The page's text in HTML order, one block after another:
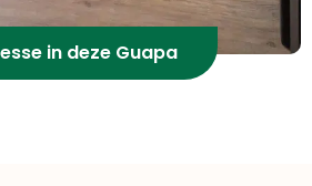
in deze Guapa